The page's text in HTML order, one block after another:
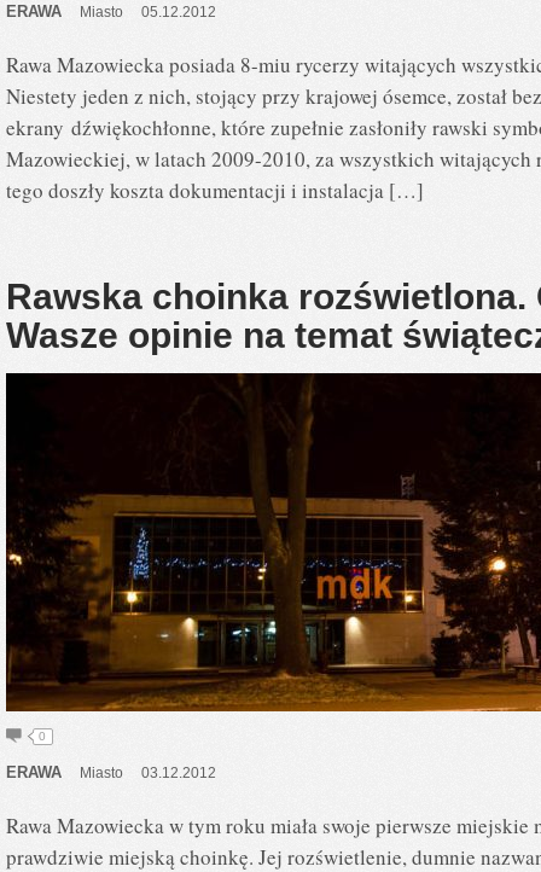
ERAWA Miasto 05.12.2012
Rawa Mazowiecka posiada 8-miu rycerzy witających
Niestety jeden z nich, stojący przy krajowej ósemce, został
ekrany dźwiękochłonne, które zupełnie zasłoniły rawski
Mazowieckiej, w latach 2009-2010, za wszystkich witających
tego doszły koszta dokumentacji i instalacja […]
Rawska choinka rozświetlona.
Wasze opinie na temat
0
ERAWA Miasto 03.12.2012
Rawa Mazowiecka w tym roku miała swoje pierwsze miejskie
prawdziwie miejską choinkę. Jej rozświetlenie, dumnie